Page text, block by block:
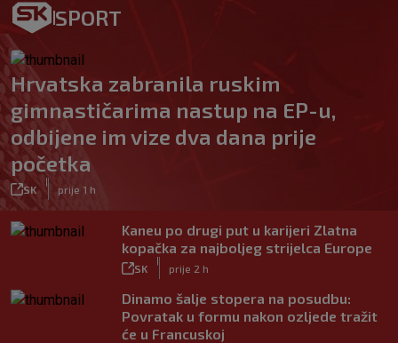
SPORT
Hrvatska zabranila ruskim
gimnastičarima nastup na EP-u,
odbijene im vize dva dana prije
početka
SK prije 1 h
Kaneu po drugi put u karijeri Zlatna
kopačka za najboljeg strijelca Europe
SK prije 2 h
Dinamo šalje stopera na posudbu:
Povratak u formu nakon ozljede tražit
će u Francuskoj